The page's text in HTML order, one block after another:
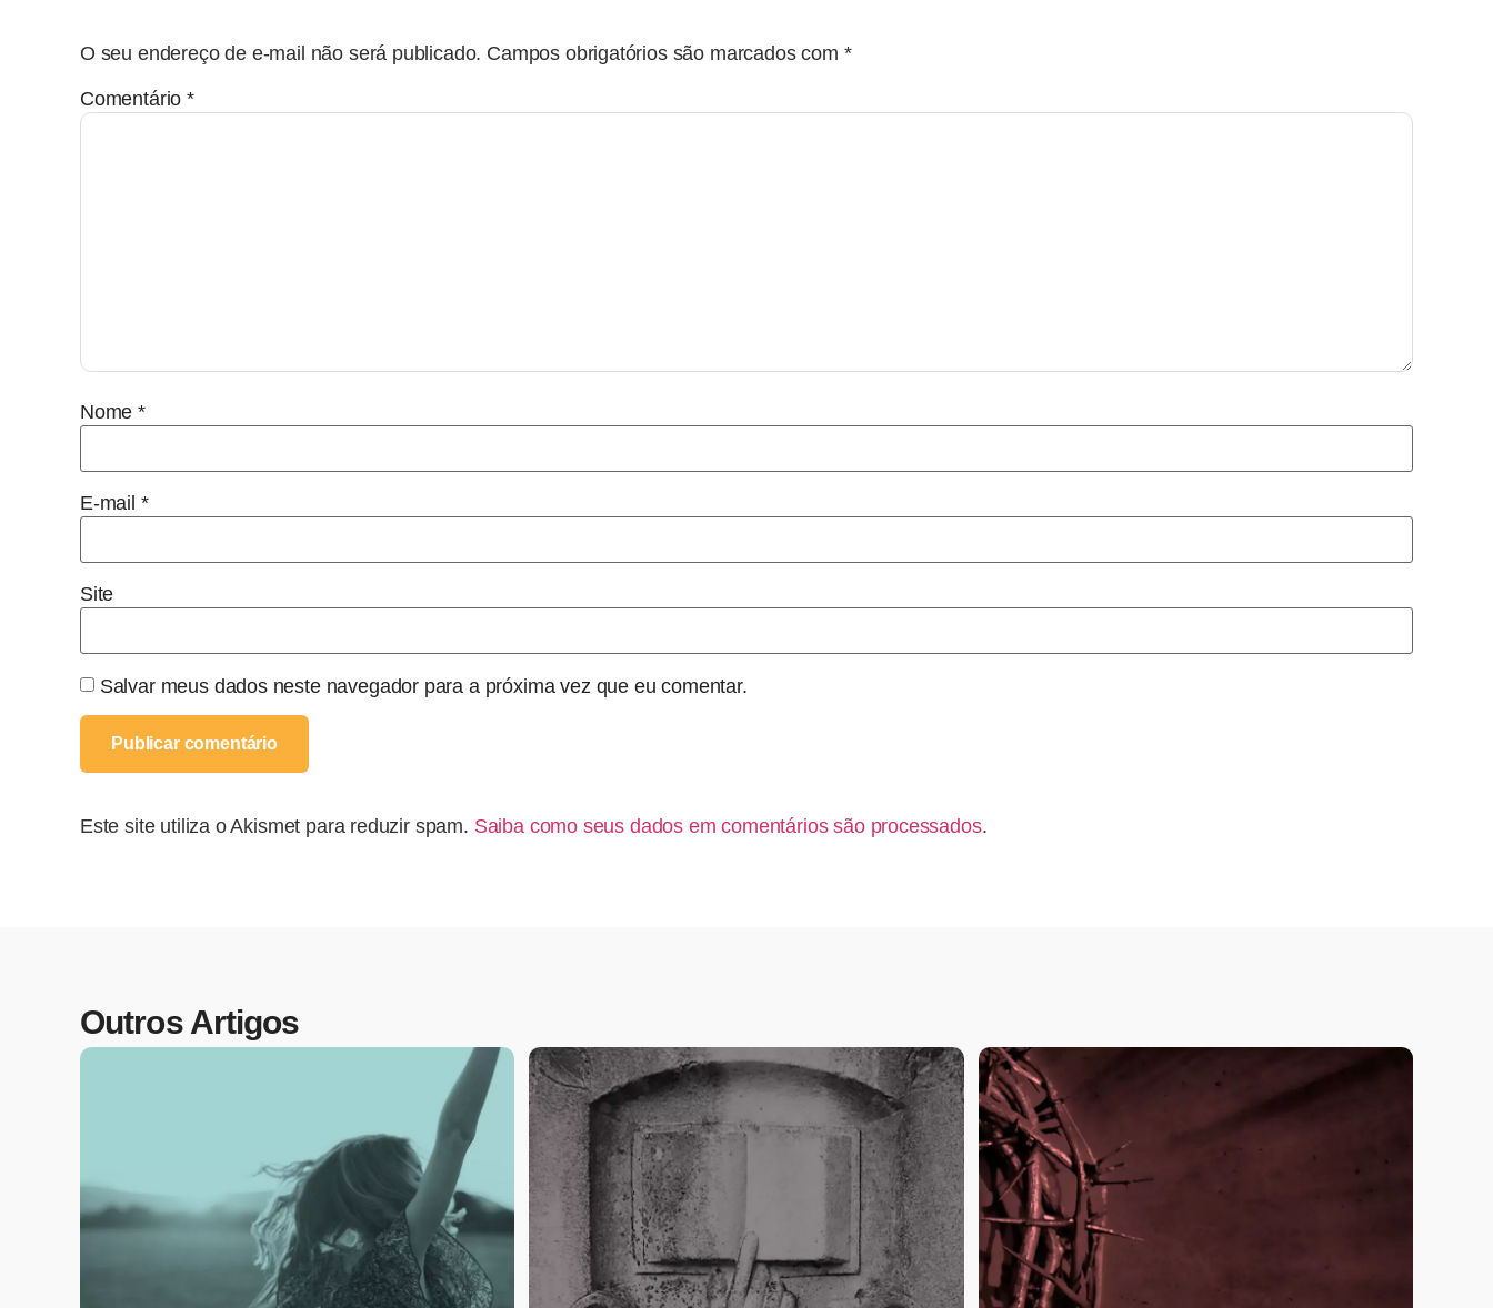
O seu endereço de e-mail não será publicado. Campos obrigatórios são marcados com *
Comentário*
Nome*
E-mail *
Site
Salvar meus dados neste navegador para a próxima vez que eu comentar.
Este site utiliza o Akismet para reduzir spam. Saiba como seus dados em comentários são processados.
Outros Artigos